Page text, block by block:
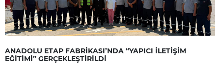
ANADOLU ETAP FABRİKASI’NDA “YAPICI İLETİŞİM
EĞİTİMİ” GERÇEKLEŞTİRİLDİ